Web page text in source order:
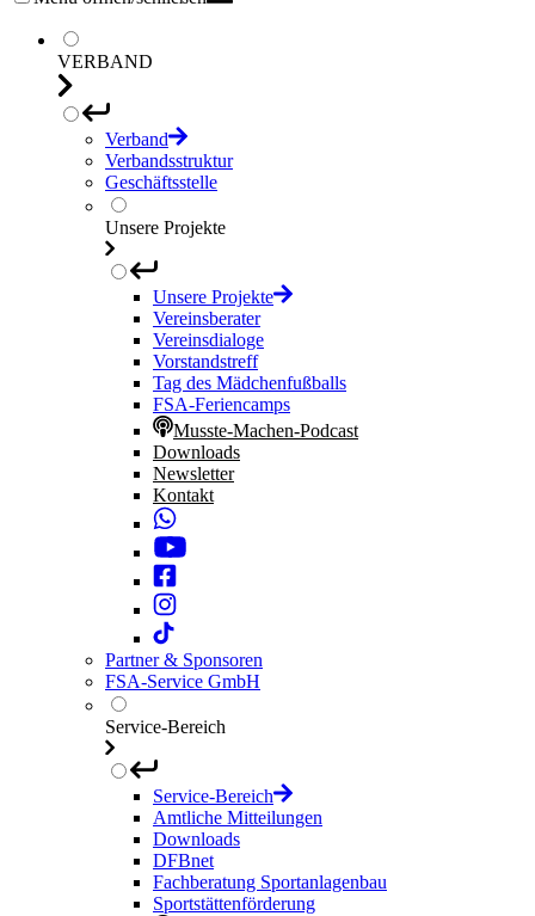
VERBAND
Verband
Verbandsstruktur
Geschäftsstelle
Unsere Projekte
Unsere Projekte
Vereinsberater
Vereinsdialoge
Vorstandstreff
Tag des Mädchenfußballs
FSA-Feriencamps
Musste-Machen-Podcast
Downloads
Newsletter
Kontakt
Partner & Sponsoren
FSA-Service GmbH
Service-Bereich
Service-Bereich
Amtliche Mitteilungen
Downloads
DFBnet
Fachberatung Sportanlagenbau
Sportstättenförderung